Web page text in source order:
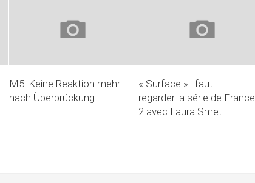
M5: Keine Reaktion mehr
nach Überbrückung
« Surface » : faut-il
regarder la série de France
2 avec Laura Smet